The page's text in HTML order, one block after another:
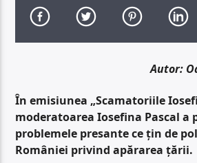
Autor:
În emisiunea „Scamatoriile
moderatoarea Iosefina Pascal a
problemele presante ce țin de
României privind apărarea țării.